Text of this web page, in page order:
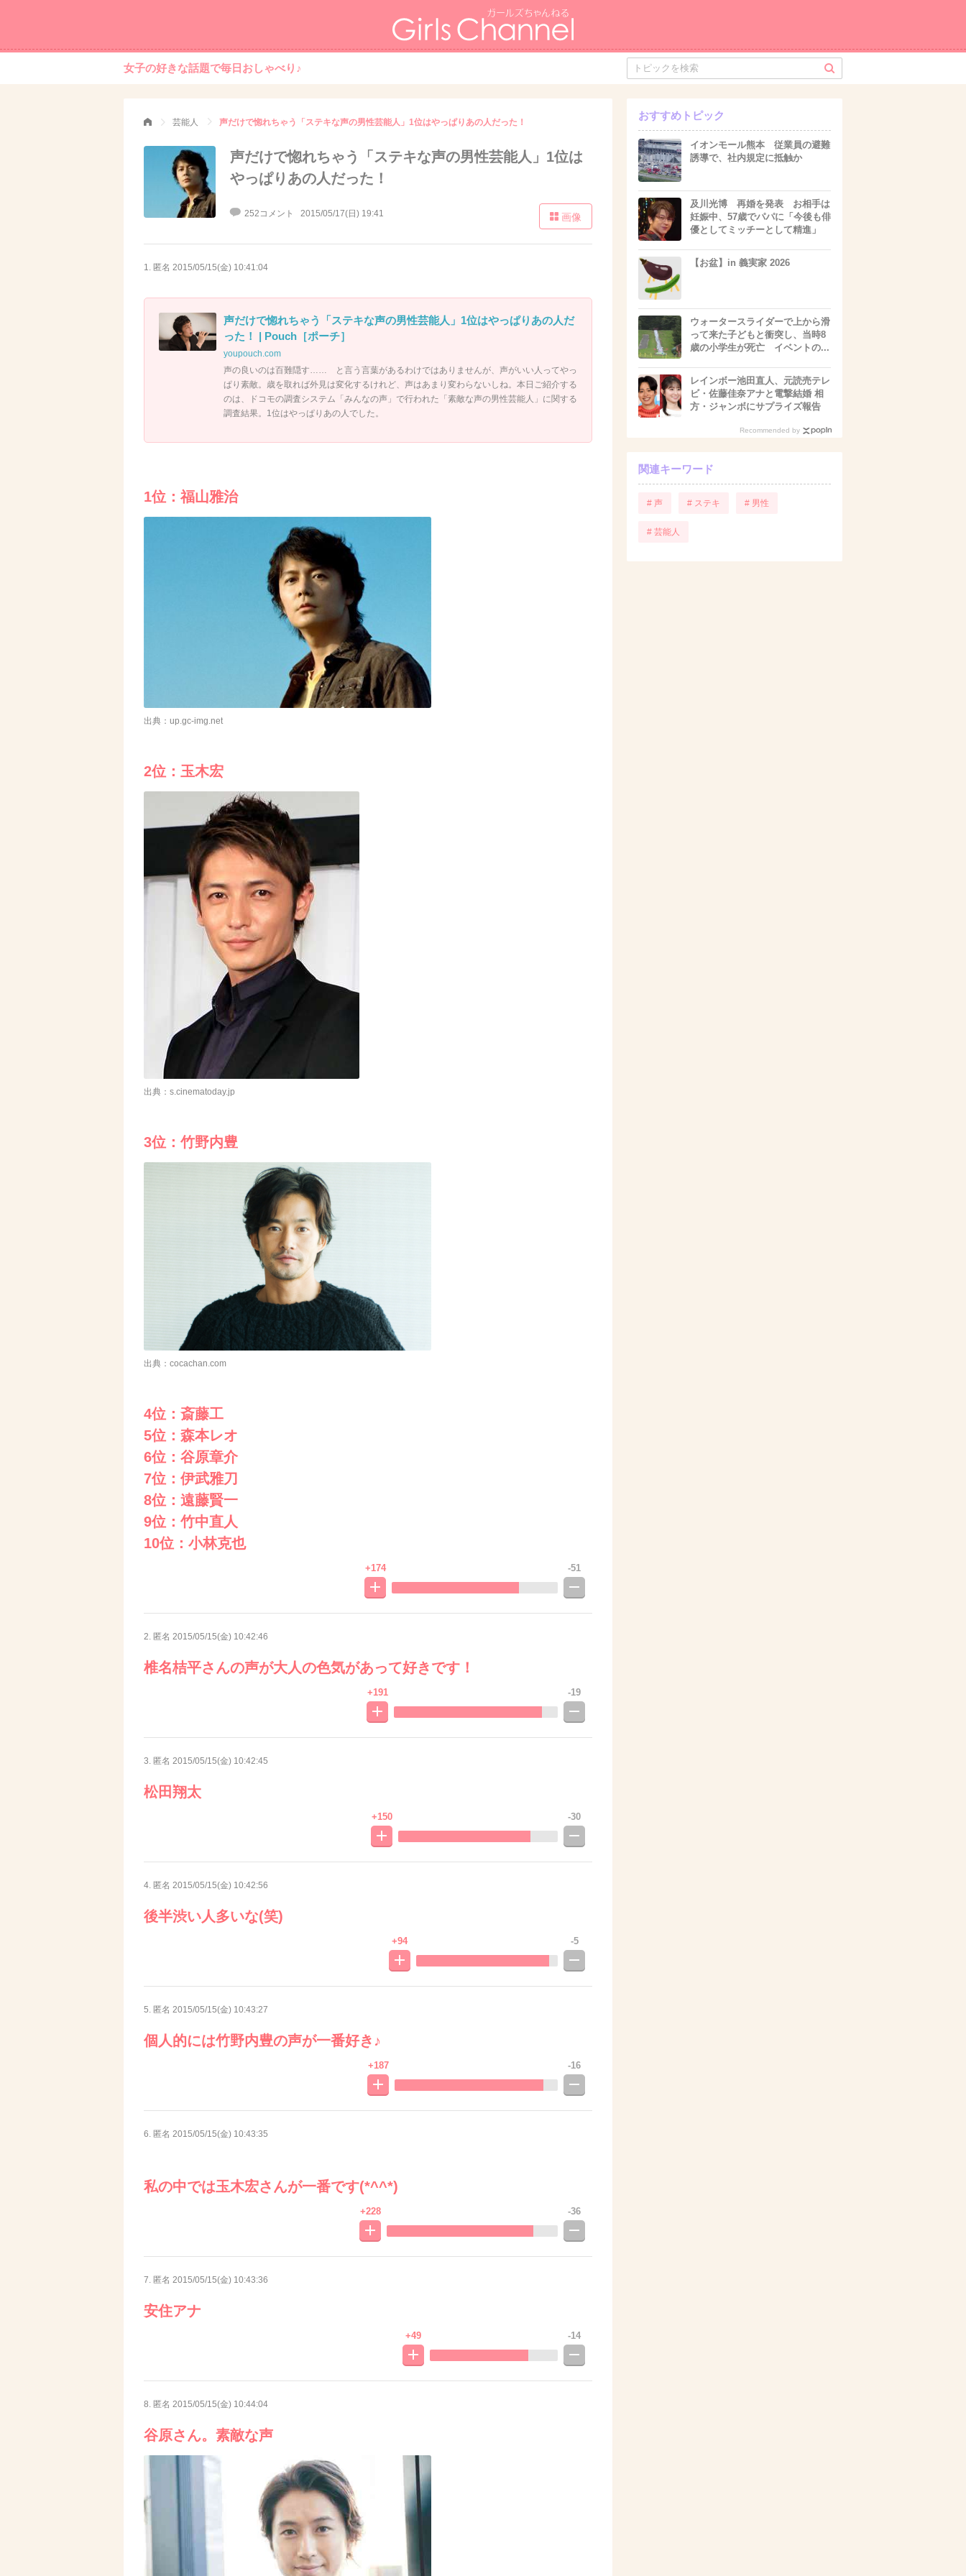
女子の好きな話題で毎日おしゃべり♪
芸能人 声だけで惚れちゃう「ステキな声の男性芸能人」1位はやっぱりあの人だった！
声だけで惚れちゃう「ステキな声の男性芸能人」1位は
やっぱりあの人だった！
252コメント 2015/05/17(日) 19:41 画像
1. 匿名 2015/05/15(金) 10:41:04
声だけで惚れちゃう「ステキな声の男性芸能人」1位はやっぱりあの人だ
った！ | Pouch［ポーチ］
youpouch.com
声の良いのは百難隠す…… と言う言葉があるわけではありませんが、声がいい人ってやっ
ぱり素敵。歳を取れば外見は変化するけれど、声はあまり変わらないしね。本日ご紹介する
のは、ドコモの調査システム「みんなの声」で行われた「素敵な声の男性芸能人」に関する
調査結果。1位はやっぱりあの人でした。
1位：福山雅治
出典：up.gc-img.net
2位：玉木宏
出典：s.cinematoday.jp
3位：竹野内豊
出典：cocachan.com
4位：斎藤工
5位：森本レオ
6位：谷原章介
7位：伊武雅刀
8位：遠藤賢一
9位：竹中直人
10位：小林克也
+174 -51
2. 匿名 2015/05/15(金) 10:42:46
椎名桔平さんの声が大人の色気があって好きです！
+191 -19
3. 匿名 2015/05/15(金) 10:42:45
松田翔太
+150 -30
4. 匿名 2015/05/15(金) 10:42:56
後半渋い人多いな(笑)
+94 -5
5. 匿名 2015/05/15(金) 10:43:27
個人的には竹野内豊の声が一番好き♪
+187 -16
6. 匿名 2015/05/15(金) 10:43:35
私の中では玉木宏さんが一番です(*^^*)
+228 -36
7. 匿名 2015/05/15(金) 10:43:36
安住アナ
+49 -14
8. 匿名 2015/05/15(金) 10:44:04
谷原さん。素敵な声
おすすめトピック
イオンモール熊本 従業員の避難
誘導で、社内規定に抵触か
及川光博 再婚を発表 お相手は
妊娠中、57歳でパパに「今後も俳
優としてミッチーとして精進」
【お盆】in 義実家 2026
ウォータースライダーで上から滑
って来た子どもと衝突し、当時8
歳の小学生が死亡 イベントの...
レインボー池田直人、元読売テレ
ビ・佐藤佳奈アナと電撃結婚 相
方・ジャンボにサプライズ報告
Recommended by
関連キーワード
# 声 # ステキ # 男性
# 芸能人